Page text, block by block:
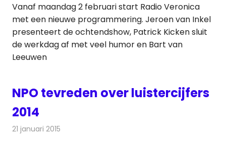
Vanaf maandag 2 februari start Radio Veronica
met een nieuwe programmering. Jeroen van Inkel
presenteert de ochtendshow, Patrick Kicken sluit
de werkdag af met veel humor en Bart van
Leeuwen
NPO tevreden over luistercijfers
2014
21 januari 2015